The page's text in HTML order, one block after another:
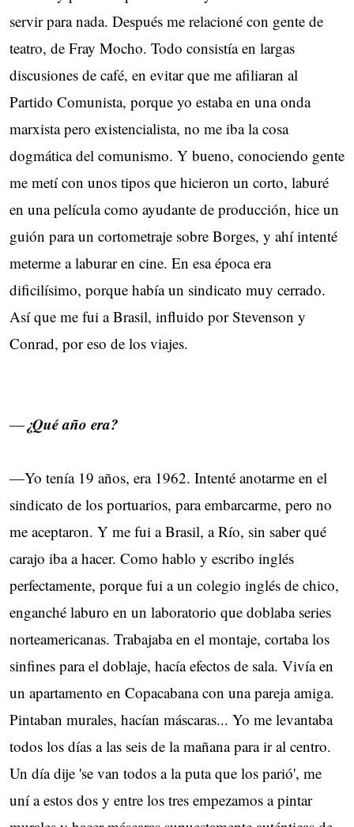
servir para nada. Después me relacioné con gente de
teatro, de Fray Mocho. Todo consistía en largas
discusiones de café, en evitar que me afiliaran al
Partido Comunista, porque yo estaba en una onda
marxista pero existencialista, no me iba la cosa
dogmática del comunismo. Y bueno, conociendo gente
me metí con unos tipos que hicieron un corto, laburé
en una película como ayudante de producción, hice un
guión para un cortometraje sobre Borges, y ahí intenté
meterme a laburar en cine. En esa época era
dificilísimo, porque había un sindicato muy cerrado.
Así que me fui a Brasil, influido por Stevenson y
Conrad, por eso de los viajes.
—¿Qué año era?
—Yo tenía 19 años, era 1962. Intenté anotarme en el
sindicato de los portuarios, para embarcarme, pero no
me aceptaron. Y me fui a Brasil, a Río, sin saber qué
carajo iba a hacer. Como hablo y escribo inglés
perfectamente, porque fui a un colegio inglés de chico,
enganché laburo en un laboratorio que doblaba series
norteamericanas. Trabajaba en el montaje, cortaba los
sinfines para el doblaje, hacía efectos de sala. Vivía en
un apartamento en Copacabana con una pareja amiga.
Pintaban murales, hacían máscaras... Yo me levantaba
todos los días a las seis de la mañana para ir al centro.
Un día dije 'se van todos a la puta que los parió', me
uní a estos dos y entre los tres empezamos a pintar